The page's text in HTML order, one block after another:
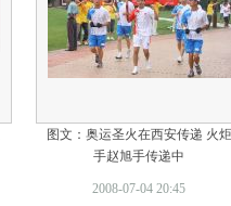
图文：奥运圣火在西安传递 火炬
手赵旭手传递中
2008-07-04 20:45